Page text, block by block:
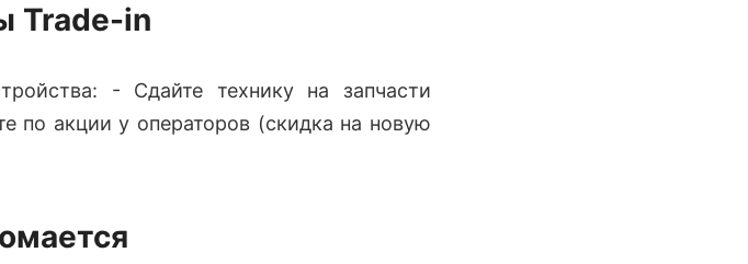
Trade-in
- Сдайте технику на запчасти
по акции у операторов (скидка на новую